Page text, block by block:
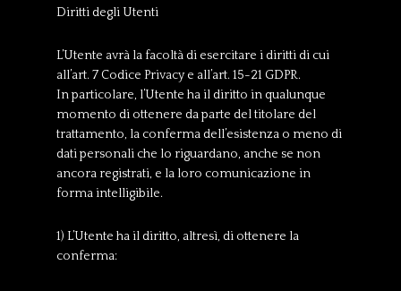
Diritti degli Utenti
L’Utente avrà la facoltà di esercitare i diritti di cui
all’art. 7 Codice Privacy e all’art. 15-21 GDPR.
In particolare, l’Utente ha il diritto in qualunque
momento di ottenere da parte del titolare del
trattamento, la conferma dell’esistenza o meno di
dati personali che lo riguardano, anche se non
ancora registrati, e la loro comunicazione in
forma intelligibile.
1) L’Utente ha il diritto, altresì, di ottenere la
conferma: